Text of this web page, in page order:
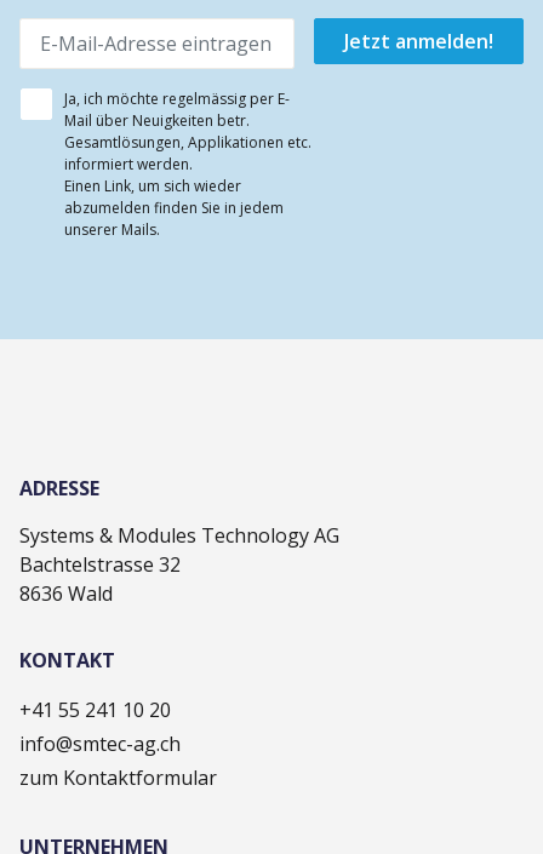
Ja, ich möchte regelmässig per E-
Mail über Neuigkeiten betr.
Gesamtlösungen, Applikationen etc.
informiert werden.
Einen Link, um sich wieder
abzumelden finden Sie in jedem
unserer Mails.
ADRESSE
Systems & Modules Technology AG
Bachtelstrasse 32
8636 Wald
KONTAKT
+41 55 241 10 20
info@smtec-ag.ch
zum Kontaktformular
UNTERNEHMEN